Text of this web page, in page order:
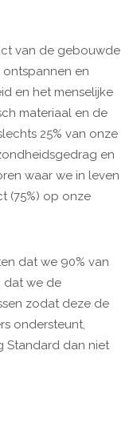
van de gebouwde
en
en het menselijke
materiaal en de
25% van onze
en
waar we in leven
(75%) op onze
dat we 90% van
dat we de
zodat deze de
ondersteunt,
Standard dan niet